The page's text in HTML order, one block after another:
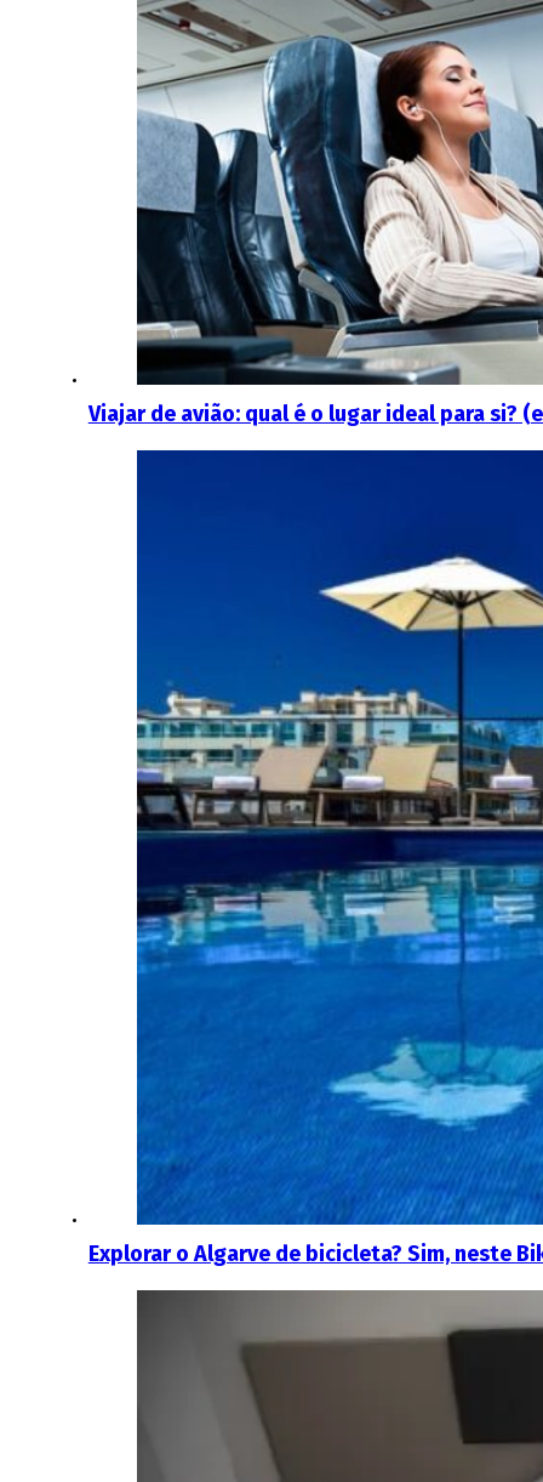
Viajar de avião: qual é o lugar ideal para si?
Explorar o Algarve de bicicleta? Sim, neste